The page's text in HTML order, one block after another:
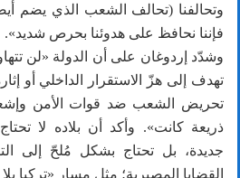
وتحالفنا (تحالف الشعب الذي يضم
فإننا نحافظ على هدوئنا بحرص شديد».
وشدّد إردوغان على أن الدولة «لن
تهدف إلى هزّ الاستقرار الداخلي أو
تحريض الشعب ضد قوات الأمن
ذريعة كانت». وأكد أن بلاده لا
جديدة، بل تحتاج بشكل مُلحّ إلى
القضايا المصيرية؛ مثل مسار «تركيا